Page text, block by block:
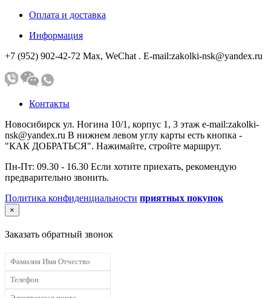
Оплата и доставка
Информация
+7 (952) 902-42-72 Мах, WeChat . E-mail:zakolki-nsk@yandex.ru
Контакты
Новосибирск ул. Ногина 10/1, корпус 1, 3 этаж e-mail:zakolki-
nsk@yandex.ru В нижнем левом углу карты есть кнопка -
"КАК ДОБРАТЬСЯ". Нажимайте, стройте маршрут.
Пн-Пт: 09.30 - 16.30 Если хотите приехать, рекомендую
предварительно звонить.
Политика конфиденциальности приятных покупок
×
Заказать обратный звонок